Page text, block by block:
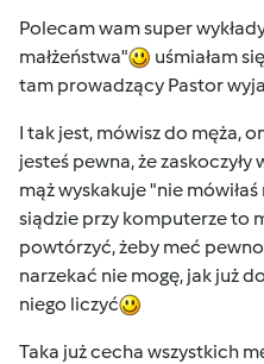
Polecam wam super
małżeństwa"
uśmiałam
tam prowadzący Pastor
I tak jest, mówisz do męża,
jesteś pewna, że
mąż wyskakuje "nie
siądzie przy komputerze to
powtórzyć, żeby meć
narzekać nie mogę, jak już
niego liczyć
Taka już cecha wszystkich